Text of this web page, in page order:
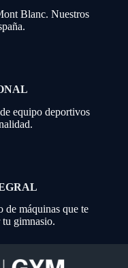
Blanc. Nuestros
equipo deportivos
de máquinas que te
tu gimnasio.